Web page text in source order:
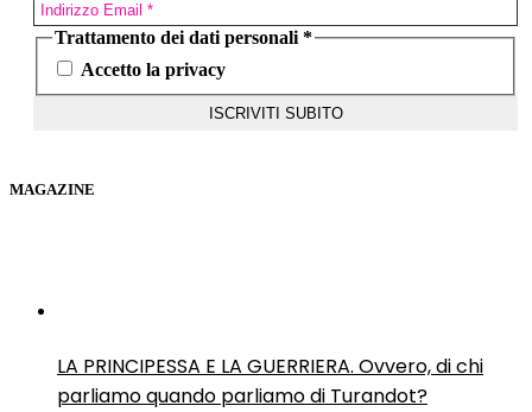
Trattamento dei dati personali *
Accetto la privacy
MAGAZINE
LA PRINCIPESSA E LA GUERRIERA. Ovvero, di chi
parliamo quando parliamo di Turandot?